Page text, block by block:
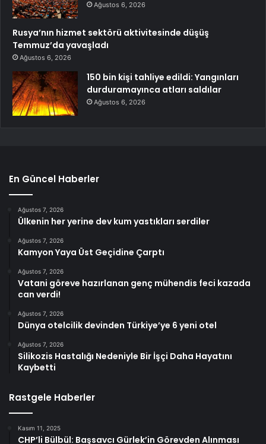
Ağustos 6, 2026
Rusya’nın hizmet sektörü aktivitesinde düşüş
Temmuz’da yavaşladı
Ağustos 6, 2026
150 bin kişi tahliye edildi: Yangınları
durduramayınca atları saldılar
Ağustos 6, 2026
En Güncel Haberler
Ağustos 7, 2026
Ülkenin her yerine dev kum yastıkları serdiler
Ağustos 7, 2026
Kamyon Yaya Üst Geçidine Çarptı
Ağustos 7, 2026
Vatani göreve hazırlanan genç mühendis feci kazada
can verdi!
Ağustos 7, 2026
Dünya otelcilik devinden Türkiye’ye 6 yeni otel
Ağustos 7, 2026
Silikozis Hastalığı Nedeniyle Bir İşçi Daha Hayatını
Kaybetti
Rastgele Haberler
Kasım 11, 2025
CHP’li Bülbül: Başsavcı Gürlek’in Görevden Alınması